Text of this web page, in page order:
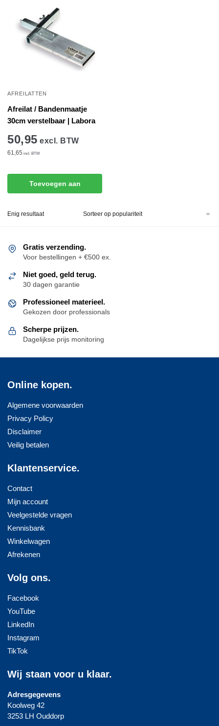
AFREILATTEN
Afreilat / Bandenmaatje
30cm verstelbaar | Labora
50,95 excl. BTW
61,65 incl. BTW
Toevoegen aan
Enig resultaat
Gratis verzending.
Voor bestellingen + €500 ex.
Niet goed, geld terug.
30 dagen garantie
Professioneel materieel.
Gekozen door professionals
Scherpe prijzen.
Dagelijkse prijs monitoring
Online kopen.
Algemene voorwaarden
Privacy Policy
Disclaimer
Veilig betalen
Klantenservice.
Contact
Mijn account
Veelgestelde vragen
Kennisbank
Winkelwagen
Afrekenen
Volg ons.
Facebook
YouTube
LinkedIn
Instagram
TikTok
Wij staan voor u klaar.
Adresgegevens
Koolweg 42
3253 LH Ouddorp